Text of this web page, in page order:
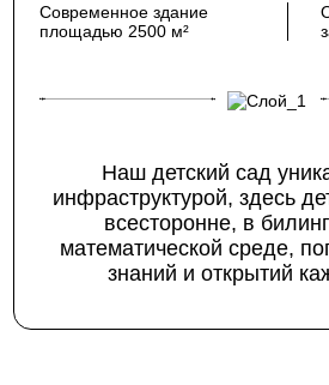
Современное здание
площадью 2500 м²
Наш детский сад
инфраструктурой, здесь
всесторонне, в
математической среде,
знаний и открытий